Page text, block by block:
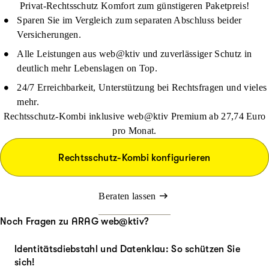
Privat-Rechtsschutz Komfort zum günstigeren Paketpreis!
Sparen Sie im Vergleich zum separaten Abschluss beider
Versicherungen.
Alle Leistungen aus web@ktiv und zuverlässiger Schutz in
deutlich mehr Lebenslagen on Top.
24/7 Erreichbarkeit, Unterstützung bei Rechtsfragen und vieles
mehr.
Rechtsschutz-Kombi inklusive web@ktiv Premium ab 27,74 Euro
pro Monat.
Rechtsschutz-Kombi konfigurieren
Beraten lassen
Noch Fragen zu ARAG web@ktiv?
Identitätsdiebstahl und Datenklau: So schützen Sie
sich!